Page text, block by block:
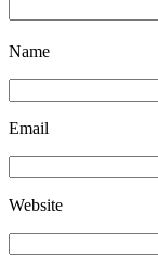
Name
Email
Website